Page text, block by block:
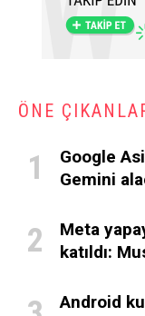
ÖNE
Google
Gemini
Meta
katıldı:
Android